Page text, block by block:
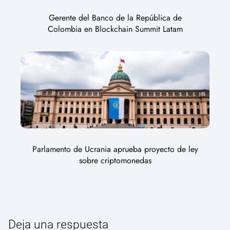
Gerente del Banco de la República de
Colombia en Blockchain Summit Latam
Parlamento de Ucrania aprueba proyecto de ley
sobre criptomonedas
Deja una respuesta